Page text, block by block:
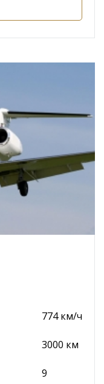
774 км/ч
3000 км
9